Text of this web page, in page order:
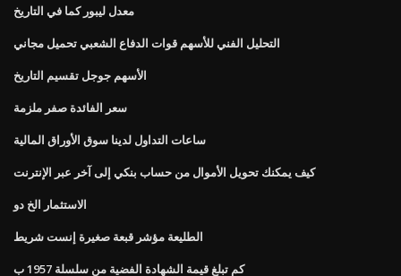
معدل ليبور كما في التاريخ
التحليل الفني للأسهم قوات الدفاع الشعبي تحميل مجاني
الأسهم جوجل تقسيم التاريخ
سعر الفائدة صفر ملزمة
ساعات التداول لدينا سوق الأوراق المالية
كيف يمكنك تحويل الأموال من حساب بنكي إلى آخر عبر الإنترنت
الاستثمار الخ دو
الطليعة مؤشر قبعة صغيرة إنست شريط
كم تبلغ قيمة الشهادة الفضية من سلسلة 1957 ب